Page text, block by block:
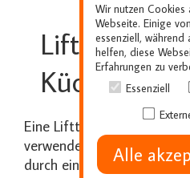
Lifttüren in
Eine Lifttür wird für den
verwendet. Sie ist nach
durch eine Feder gehalten.
Wir nutzen Cookies
Webseite. Einige
essenziell, während
helfen, diese
Erfahrungen zu
Essenziell
Alle